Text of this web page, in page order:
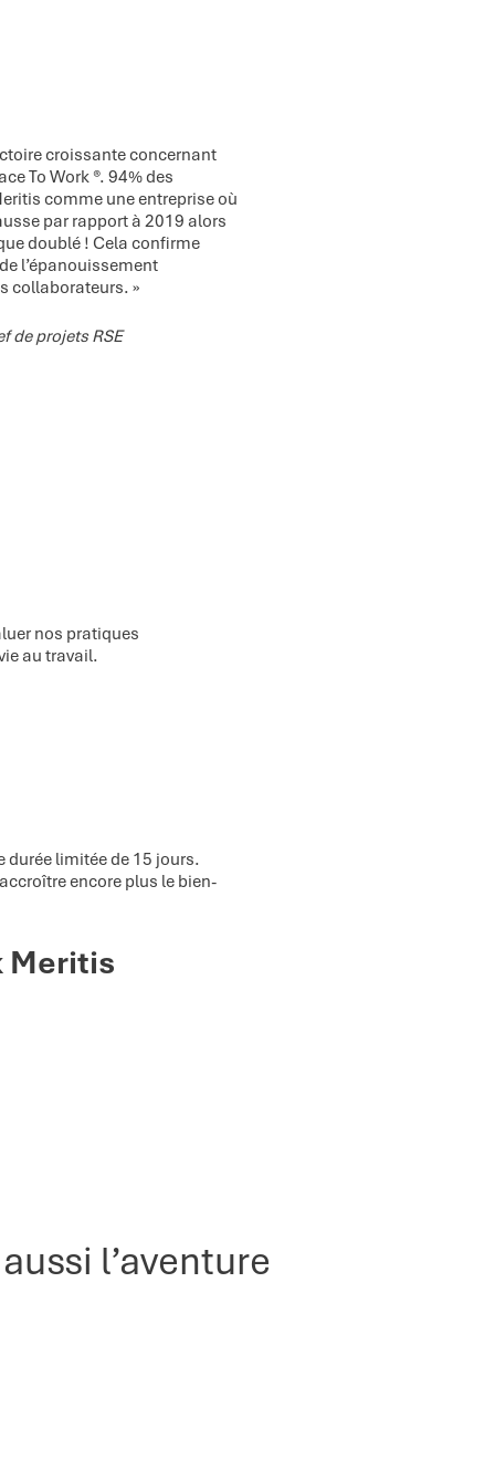
croissante concernant
To Work ®. 94% des
comme une entreprise où
par rapport à 2019 alors
doublé ! Cela confirme
l’épanouissement
collaborateurs. »
de projets RSE
nos pratiques
au travail.
limitée de 15 jours.
encore plus le bien-
Meritis
l’aventure